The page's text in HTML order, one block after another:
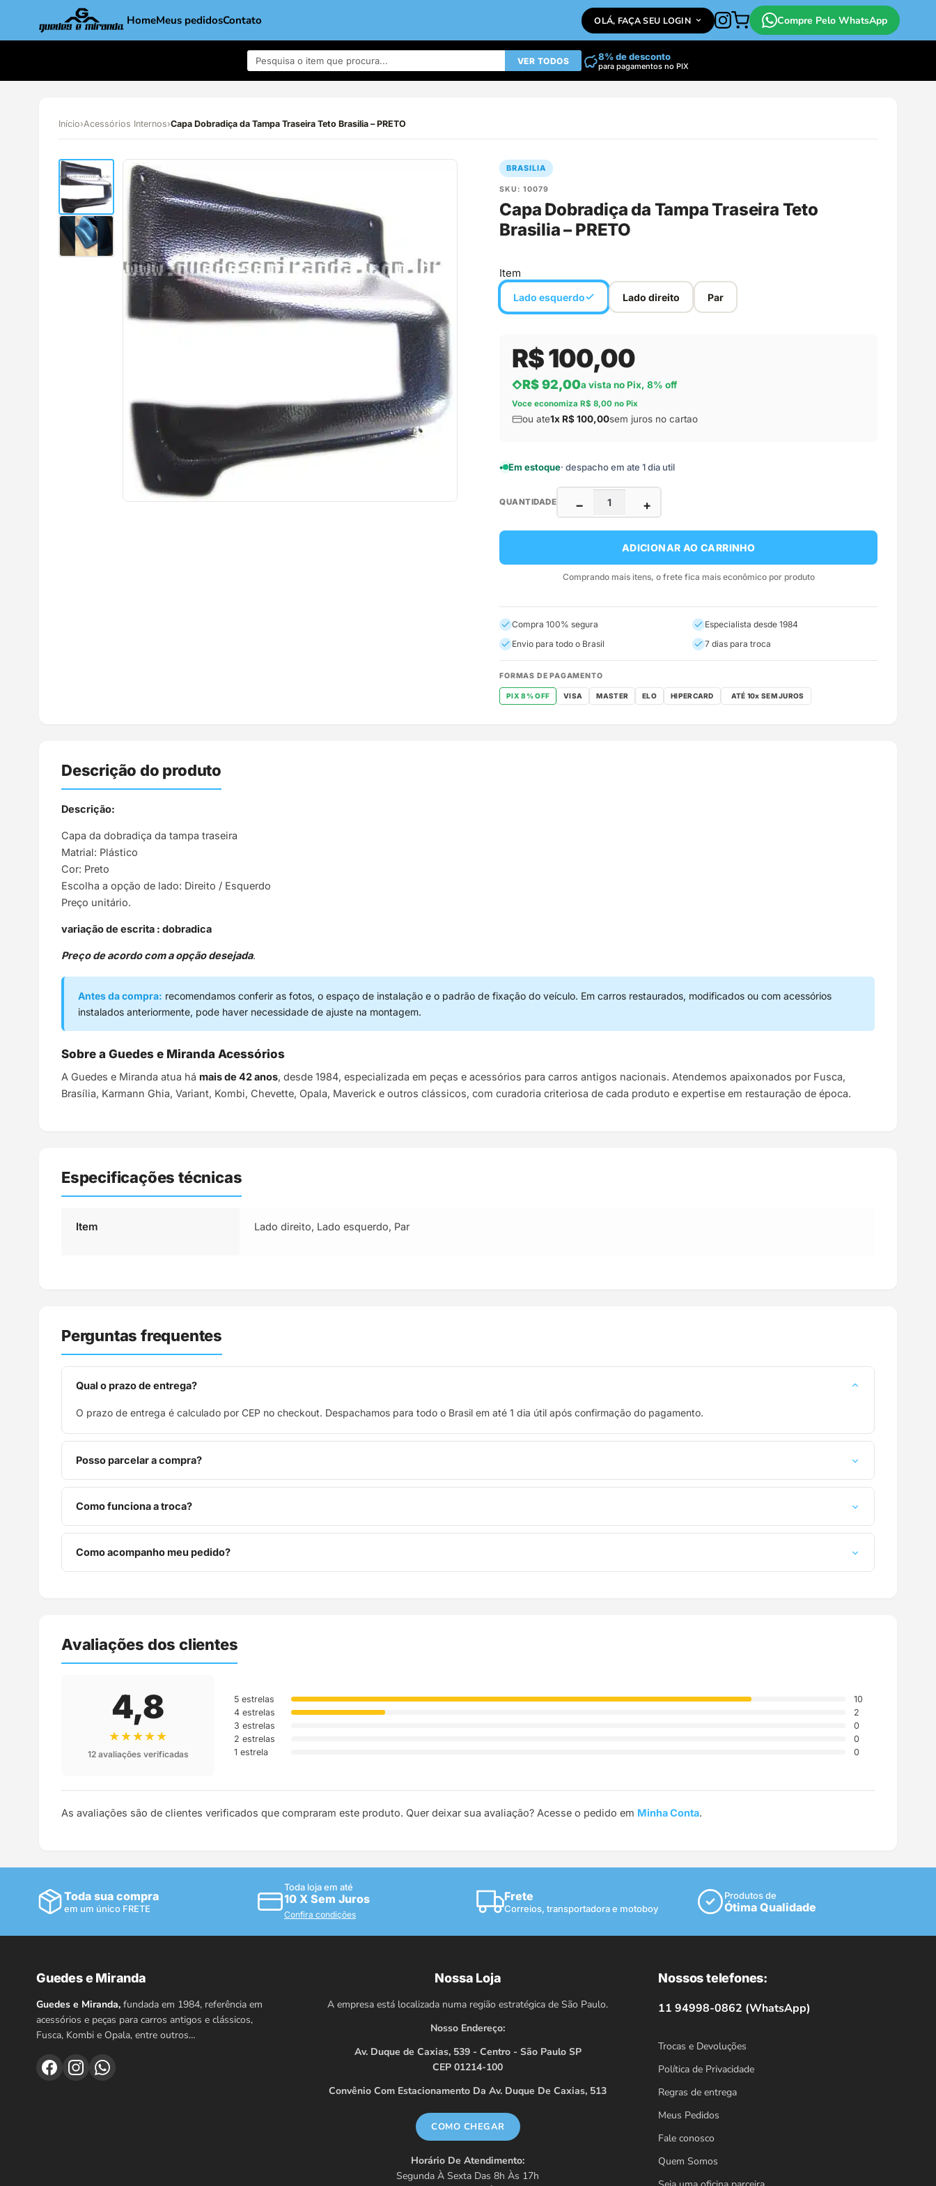
HomeMeus pedidosContato OLÁ, FAÇA SEU LOGIN Compre Pelo WhatsApp
VER TODOS 8% de desconto
para pagamentos no PIX
Início›Acessórios Internos›Capa Dobradiça da Tampa Traseira Teto Brasilia – PRETO
BRASILIA
SKU: 10079
Capa Dobradiça da Tampa Traseira Teto
Brasilia – PRETO
R$ 100,00
R$ 92,00a vista no Pix, 8% off
Voce economiza R$ 8,00 no Pix
ou ate1x R$ 100,00sem juros no cartao
Em estoque· despacho em ate 1 dia util
Item
Lado esquerdo Lado direito Par
QUANTIDADE − +
ADICIONAR AO CARRINHO
Comprando mais itens, o frete fica mais econômico por produto
Compra 100% segura
Especialista desde 1984
Envio para todo o Brasil
7 dias para troca
FORMAS DE PAGAMENTO
PIX 8% OFF VISA MASTER ELO HIPERCARD
Descrição do produto
Descrição:
Capa da dobradiça da tampa traseira
Matrial: Plástico
Cor: Preto
Escolha a opção de lado: Direito / Esquerdo
Preço unitário.
variação de escrita : dobradica
Preço de acordo com a opção desejada.
Antes da compra: recomendamos conferir as fotos, o espaço de instalação e o padrão de fixação do veículo. Em carros restaurados, modificados ou com acessórios
instalados anteriormente, pode haver necessidade de ajuste na montagem.
Sobre a Guedes e Miranda Acessórios
A Guedes e Miranda atua há mais de 42 anos, desde 1984, especializada em peças e acessórios para carros antigos nacionais. Atendemos apaixonados por Fusca,
Brasília, Karmann Ghia, Variant, Kombi, Chevette, Opala, Maverick e outros clássicos, com curadoria criteriosa de cada produto e expertise em restauração de época.
Especificações técnicas
Item Lado direito, Lado esquerdo, Par
Perguntas frequentes
Qual o prazo de entrega?
O prazo de entrega é calculado por CEP no checkout. Despachamos para todo o Brasil em até 1 dia útil após confirmação do pagamento.
Posso parcelar a compra?
Sim, parcelamos em até 10x sem juros no cartão de crédito, ou pague à vista no Pix com 8% de desconto.
Como funciona a troca?
Você tem 7 dias após o recebimento para solicitar troca. Basta entrar em contato pelo WhatsApp ou e-mail.
Como acompanho meu pedido?
Avaliações dos clientes
4,8
★★★★★
12 avaliações verificadas
5 estrelas
10
4 estrelas
2
3 estrelas
0
2 estrelas
0
1 estrela
0
As avaliações são de clientes verificados que compraram este produto. Quer deixar sua avaliação? Acesse o pedido em Minha Conta.
Toda sua compra
em um único FRETE
Toda loja em até
10 X Sem Juros
Confira condições
Frete
Correios, transportadora e motoboy
Produtos de
Ótima Qualidade
Guedes e Miranda
Guedes e Miranda, fundada em 1984, referência em
acessórios e peças para carros antigos e clássicos,
Fusca, Kombi e Opala, entre outros…
Nossa Loja
A empresa está localizada numa região estratégica de São Paulo.
Nosso Endereço:
Av. Duque de Caxias, 539 - Centro - São Paulo SP
CEP 01214-100
Convênio Com Estacionamento Da Av. Duque De Caxias, 513
COMO CHEGAR
Horário De Atendimento:
Segunda À Sexta Das 8h Às 17h
Nossos telefones:
11 94998-0862 (WhatsApp)
Trocas e Devoluções
Política de Privacidade
Regras de entrega
Meus Pedidos
Fale conosco
Quem Somos